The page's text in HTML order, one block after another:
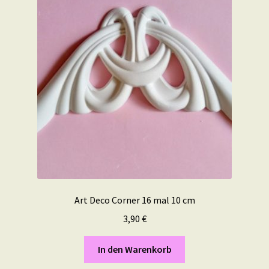
Art Deco Corner 16 mal 10 cm
3,90 €
In den Warenkorb